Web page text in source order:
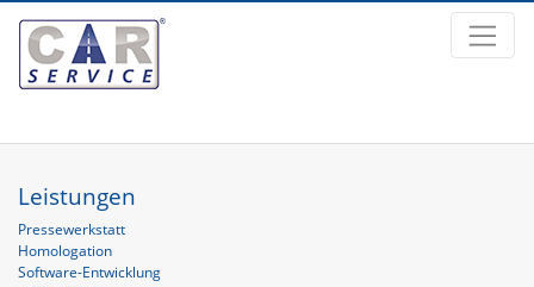
Leistungen
Pressewerkstatt
Homologation
Software-Entwicklung